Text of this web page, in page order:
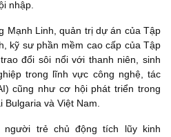
nhập.
Mạnh Linh, quản trị dự án của Tập
kỹ sư phần mềm cao cấp của Tập
đổi sôi nổi với thanh niên, sinh
trong lĩnh vực công nghệ, tác
cũng như cơ hội phát triển trong
và Việt Nam.
người trẻ chủ động tích lũy kinh